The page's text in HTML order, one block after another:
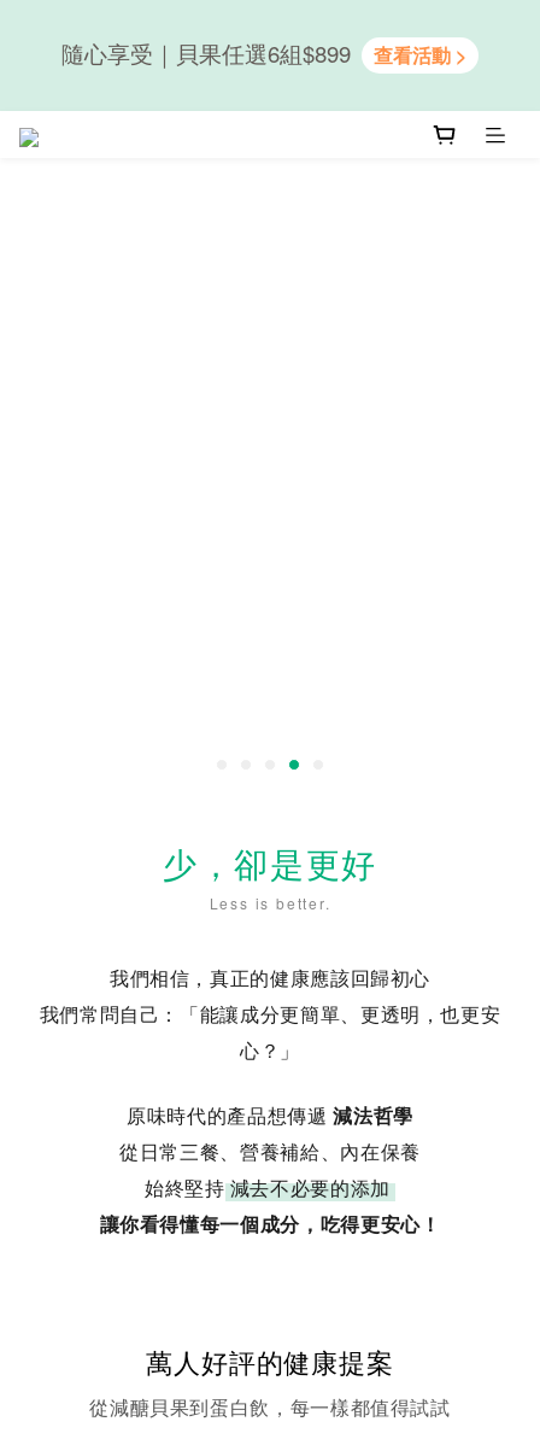
隨心享受｜貝果任選6組$899
隨心享受｜貝果任選6組$899
新會員送50元購物金｜LINE註冊再送優格吐司
少，卻是更好
Less is better.
我們相信，真正的健康應該回歸初心
我們常問自己：「能讓成分更簡單、更透明，也更安
心？」
原味時代的產品想傳遞減法哲學
從日常三餐、營養補給、內在保養
始終堅持 減去不必要的添加
讓你看得懂每一個成分，吃得更安心！
萬人好評的健康提案
從減醣貝果到蛋白飲，每一樣都值得試試